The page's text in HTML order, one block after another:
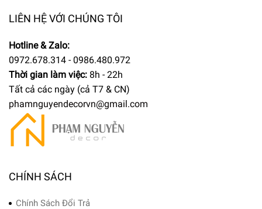
LIÊN HỆ VỚI CHÚNG TÔI
Hotline & Zalo:
0972.678.314 - 0986.480.972
Thời gian làm việc: 8h - 22h
Tất cả các ngày (cả T7 & CN)
phamnguyendecorvn@gmail.com
CHÍNH SÁCH
Chính Sách Đổi Trả